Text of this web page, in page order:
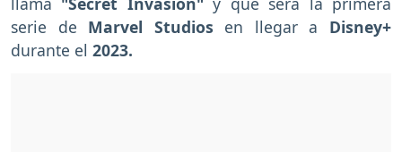
serie de Marvel Studios en llegar a Disney+
durante el 2023.